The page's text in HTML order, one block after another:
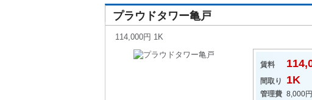
プラウドタワー亀戸
114,000円 1K
賃料
間取り 1K
管理費 8,000円